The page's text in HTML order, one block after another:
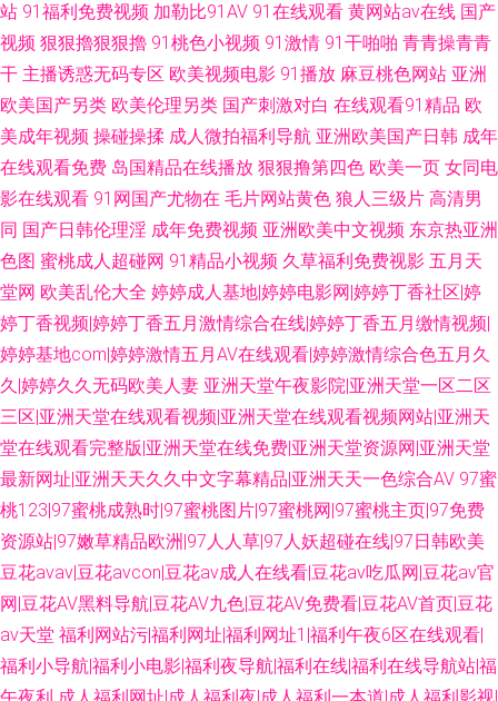
站 91福利免费视频 加勒比91AV 91在线观看 黄网站av在线 国产
视频 狠狠擼狠狠擼 91桃色小视频 91激情 91干啪啪 青青操青青
干 主播诱惑无码专区 欧美视频电影 91播放 麻豆桃色网站 亚洲
欧美国产另类 欧美伦理另类 国产刺激对白 在线观看91精品 欧
美成年视频 操碰操揉 成人微拍福利导航 亚洲欧美国产日韩 成年
在线观看免费 岛国精品在线播放 狠狠撸第四色 欧美一页 女同电
影在线观看 91网国产尤物在 毛片网站黄色 狼人三级片 高清男
同 国产日韩伦理淫 成年免费视频 亚洲欧美中文视频 东京热亚洲
色图 蜜桃成人超碰网 91精品小视频 久草福利免费视影 五月天
堂网 欧美乱伦大全 婷婷成人基地|婷婷电影网|婷婷丁香社区|婷
婷丁香视频|婷婷丁香五月激情综合在线|婷婷丁香五月缴情视频|
婷婷基地com|婷婷激情五月AV在线观看|婷婷激情综合色五月久
久|婷婷久久无码欧美人妻 亚洲天堂午夜影院|亚洲天堂一区二区
三区|亚洲天堂在线观看视频|亚洲天堂在线观看视频网站|亚洲天
堂在线观看完整版|亚洲天堂在线免费|亚洲天堂资源网|亚洲天堂
最新网址|亚洲天天久久中文字幕精品|亚洲天天一色综合AV 97蜜
桃123|97蜜桃成熟时|97蜜桃图片|97蜜桃网|97蜜桃主页|97免费
资源站|97嫩草精品欧洲|97人人草|97人妖超碰在线|97日韩欧美
豆花avav|豆花avcon|豆花av成人在线看|豆花av吃瓜网|豆花av官
网|豆花AV黑料导航|豆花AV九色|豆花AV免费看|豆花AV首页|豆花
av天堂 福利网站污|福利网址|福利网址1|福利午夜6区在线观看|
福利小导航|福利小电影|福利夜导航|福利在线|福利在线导航站|福